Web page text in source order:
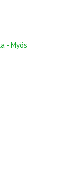
- Myös